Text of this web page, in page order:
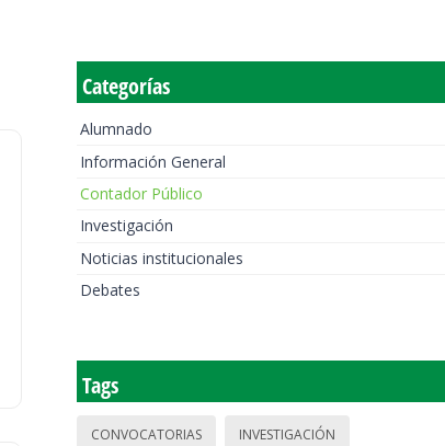
Categorías
Alumnado
Información General
Contador Público
Investigación
Noticias institucionales
Debates
Tags
CONVOCATORIAS INVESTIGACIÓN